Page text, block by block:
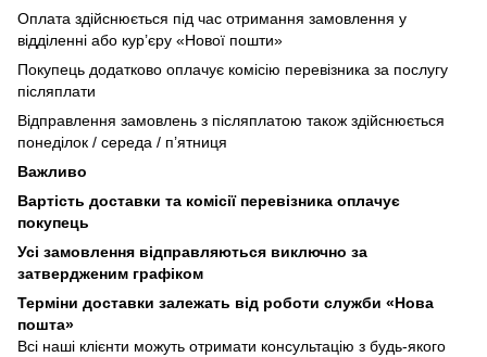
Оплата здійснюється під час отримання замовлення у
відділенні або кур’єру «Нової пошти»
Покупець додатково оплачує комісію перевізника за послугу
післяплати
Відправлення замовлень з післяплатою також здійснюється
понеділок / середа / п’ятниця
Важливо
Вартість доставки та комісії перевізника оплачує
покупець
Усі замовлення відправляються виключно за
затвердженим графіком
Терміни доставки залежать від роботи служби «Нова
пошта»
Всі наші клієнти можуть отримати консультацію з будь-якого